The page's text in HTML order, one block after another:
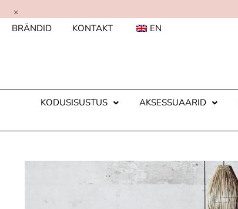
×
BRÄNDID KONTAKT EN
KODUSISUSTUS AKSESSUAARID